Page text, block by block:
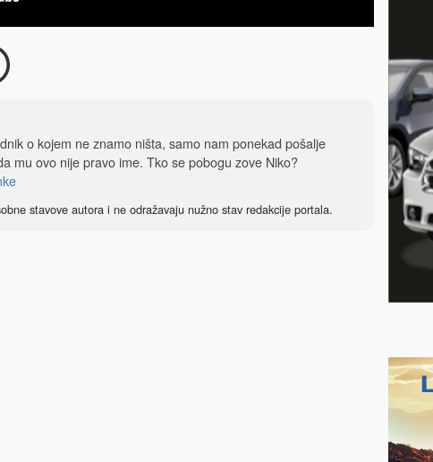
o kojem ne znamo ništa, samo nam ponekad pošalje
mu ovo nije pravo ime. Tko se pobogu zove Niko?
stavove autora i ne odražavaju nužno stav redakcije portala.